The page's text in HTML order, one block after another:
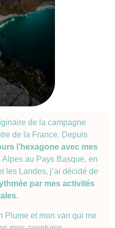
de la campagne
de la France. Depuis
l’hexagone avec mes
Alpes au Pays Basque, en
les Landes, j’ai décidé de
par mes activités
.
Plume et mon van qui me